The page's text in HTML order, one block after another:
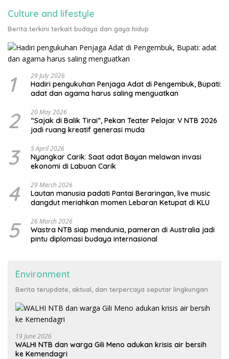
Culture and lifestyle
Berita terkini terkait budaya dan gaya hidup
1 29 July 2026
Hadiri pengukuhan Penjaga Adat di Pengembuk, Bupati:
adat dan agama harus saling menguatkan
2 20 May 2026
“Sajak di Balik Tirai”, Pekan Teater Pelajar V NTB 2026
jadi ruang kreatif generasi muda
3 5 April 2026
Nyangkar Carik: Saat adat Bayan melawan invasi
ekonomi di Labuan Carik
4 29 March 2026
Lautan manusia padati Pantai Beraringan, live music
dangdut meriahkan momen Lebaran Ketupat di KLU
5 26 March 2026
Wastra NTB siap mendunia, pameran di Australia jadi
pintu diplomasi budaya internasional
Environment
Berita terupdate, aktual, dan terpercaya seputar lingkungan
19 June 2026
WALHI NTB dan warga Gili Meno adukan krisis air bersih
ke Kemendagri